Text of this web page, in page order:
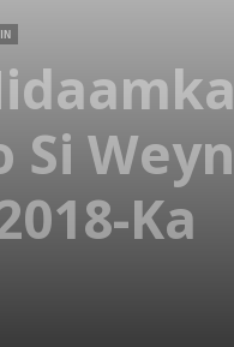
Si
Ka